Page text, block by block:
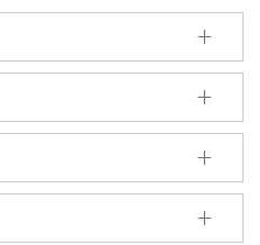
더
기